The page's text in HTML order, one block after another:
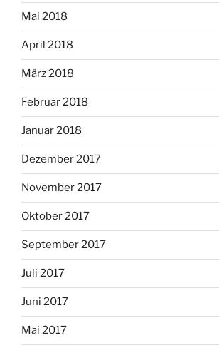
Mai 2018
April 2018
März 2018
Februar 2018
Januar 2018
Dezember 2017
November 2017
Oktober 2017
September 2017
Juli 2017
Juni 2017
Mai 2017